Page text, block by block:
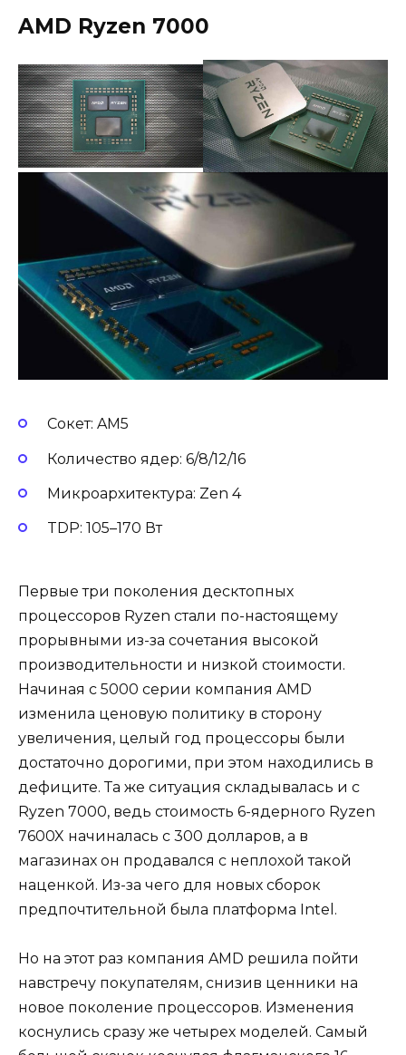
AMD Ryzen 7000
Сокет: AM5
Количество ядер: 6/8/12/16
Микроархитектура: Zen 4
TDP: 105–170 Вт
Первые три поколения десктопных
процессоров Ryzen стали по-настоящему
прорывными из-за сочетания высокой
производительности и низкой стоимости.
Начиная с 5000 серии компания AMD
изменила ценовую политику в сторону
увеличения, целый год процессоры были
достаточно дорогими, при этом находились в
дефиците. Та же ситуация складывалась и с
Ryzen 7000, ведь стоимость 6-ядерного Ryzen
7600X начиналась с 300 долларов, а в
магазинах он продавался с неплохой такой
наценкой. Из-за чего для новых сборок
предпочтительной была платформа Intel.
Но на этот раз компания AMD решила пойти
навстречу покупателям, снизив ценники на
новое поколение процессоров. Изменения
коснулись сразу же четырех моделей. Самый